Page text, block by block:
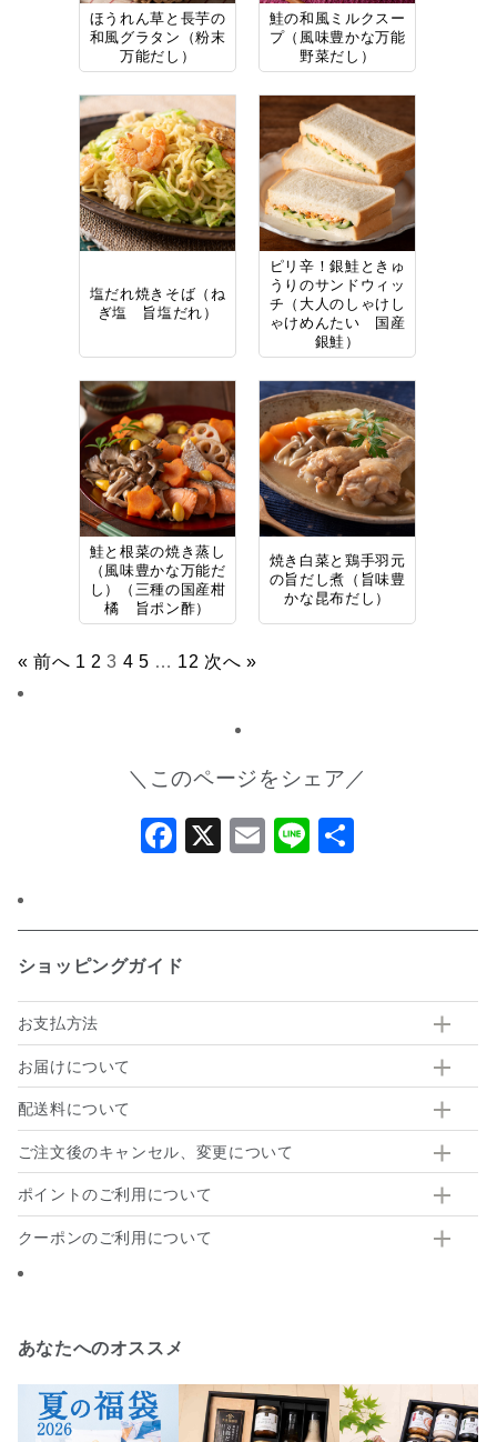
ほうれん草と長芋の
和風グラタン（粉末
万能だし）
鮭の和風ミルクスー
プ（風味豊かな万能
野菜だし）
塩だれ焼きそば（ね
ぎ塩 旨塩だれ）
ピリ辛！銀鮭ときゅ
うりのサンドウィッ
チ（大人のしゃけし
ゃけめんたい 国産
銀鮭）
鮭と根菜の焼き蒸し
（風味豊かな万能だ
し）（三種の国産柑
橘 旨ポン酢）
焼き白菜と鶏手羽元
の旨だし煮（旨味豊
かな昆布だし）
« 前へ 1 2 3 4 5 … 12 次へ »
＼このページをシェア／
Facebook
X Email
Line
ショッピングガイド
お支払方法
お届けについて
配送料について
ご注文後のキャンセル、変更について
ポイントのご利用について
クーポンのご利用について
あなたへのオススメ